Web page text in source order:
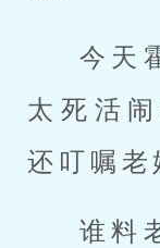
今天
太死活
还叮嘱老
谁料